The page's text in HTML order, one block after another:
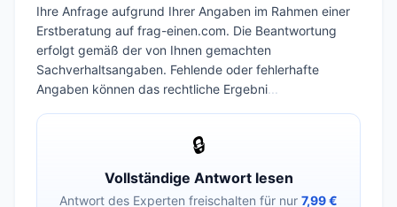
Ihre Anfrage aufgrund Ihrer Angaben im Rahmen einer
Erstberatung auf frag-einen.com. Die Beantwortung
erfolgt gemäß der von Ihnen gemachten
Sachverhaltsangaben. Fehlende oder fehlerhafte
Angaben können das rechtliche Ergebni...
🔒
Vollständige Antwort lesen
Antwort des Experten freischalten für nur 7,99 €